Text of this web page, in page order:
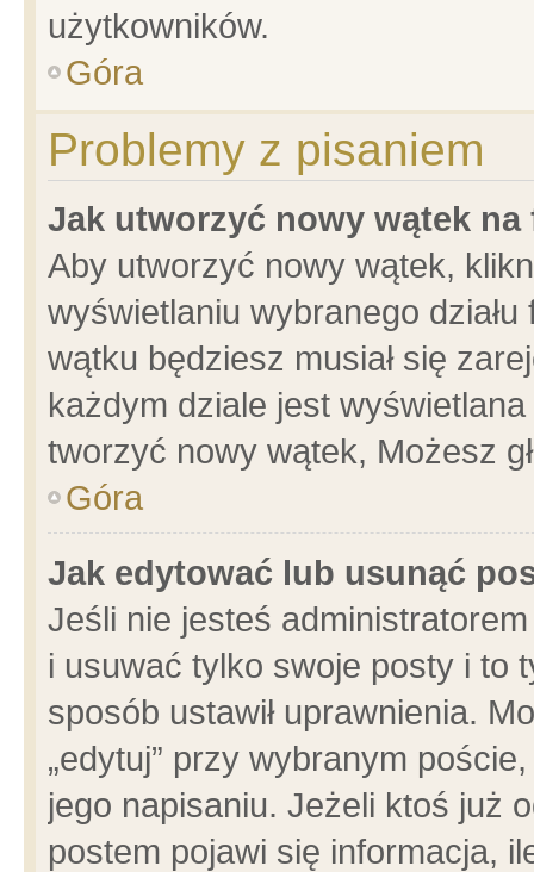
użytkowników.
Góra
Problemy z pisaniem
Jak utworzyć nowy wątek na
Aby utworzyć nowy wątek,
wyświetlaniu wybranego
wątku będziesz musiał się
każdym dziale jest
tworzyć nowy wątek, Możesz
Góra
Jak edytować lub usunąć
Jeśli nie jesteś
i usuwać tylko swoje posty i to
sposób ustawił uprawnienia.
„edytuj” przy wybranym
jego napisaniu. Jeżeli ktoś już
postem pojawi się informacja,